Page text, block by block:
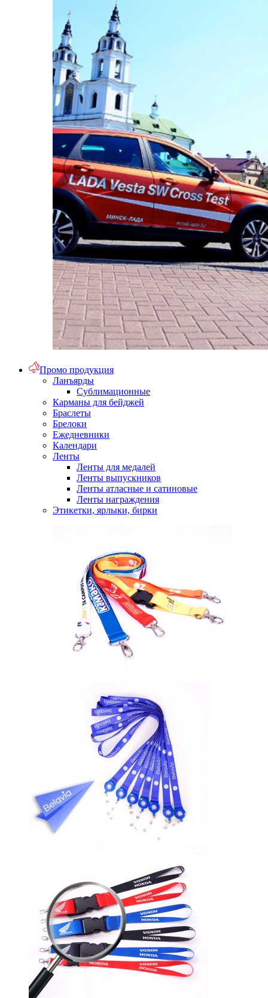
Промо продукция
Ланъярды
Сублимационные
Карманы для бейджей
Браслеты
Брелоки
Ежедневники
Календари
Ленты
Ленты для медалей
Ленты выпускников
Ленты атласные и сатиновые
Ленты награждения
Этикетки, ярлыки, бирки